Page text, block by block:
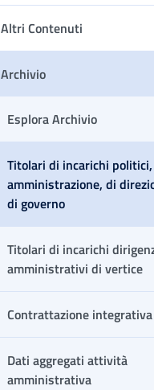
Altri Contenuti
Apri
Archivio
Apri sottomenu
Esplora Archivio
Titolari di incarichi
amministrazione, di
di governo
Titolari di incarichi
amministrativi di vertice
Contrattazione integrativa
Dati aggregati attività
amministrativa